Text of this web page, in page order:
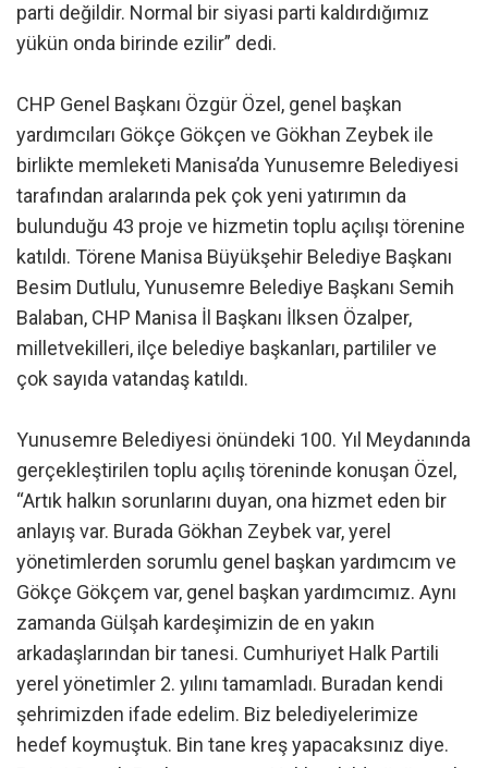
parti değildir. Normal bir siyasi parti kaldırdığımız
yükün onda birinde ezilir” dedi.
CHP Genel Başkanı Özgür Özel, genel başkan
yardımcıları Gökçe Gökçen ve Gökhan Zeybek ile
birlikte memleketi Manisa’da Yunusemre Belediyesi
tarafından aralarında pek çok yeni yatırımın da
bulunduğu 43 proje ve hizmetin toplu açılışı törenine
katıldı. Törene Manisa Büyükşehir Belediye Başkanı
Besim Dutlulu, Yunusemre Belediye Başkanı Semih
Balaban, CHP Manisa İl Başkanı İlksen Özalper,
milletvekilleri, ilçe belediye başkanları, partililer ve
çok sayıda vatandaş katıldı.
Yunusemre Belediyesi önündeki 100. Yıl Meydanında
gerçekleştirilen toplu açılış töreninde konuşan Özel,
“Artık halkın sorunlarını duyan, ona hizmet eden bir
anlayış var. Burada Gökhan Zeybek var, yerel
yönetimlerden sorumlu genel başkan yardımcım ve
Gökçe Gökçem var, genel başkan yardımcımız. Aynı
zamanda Gülşah kardeşimizin de en yakın
arkadaşlarından bir tanesi. Cumhuriyet Halk Partili
yerel yönetimler 2. yılını tamamladı. Buradan kendi
şehrimizden ifade edelim. Biz belediyelerimize
hedef koymuştuk. Bin tane kreş yapacaksınız diye.